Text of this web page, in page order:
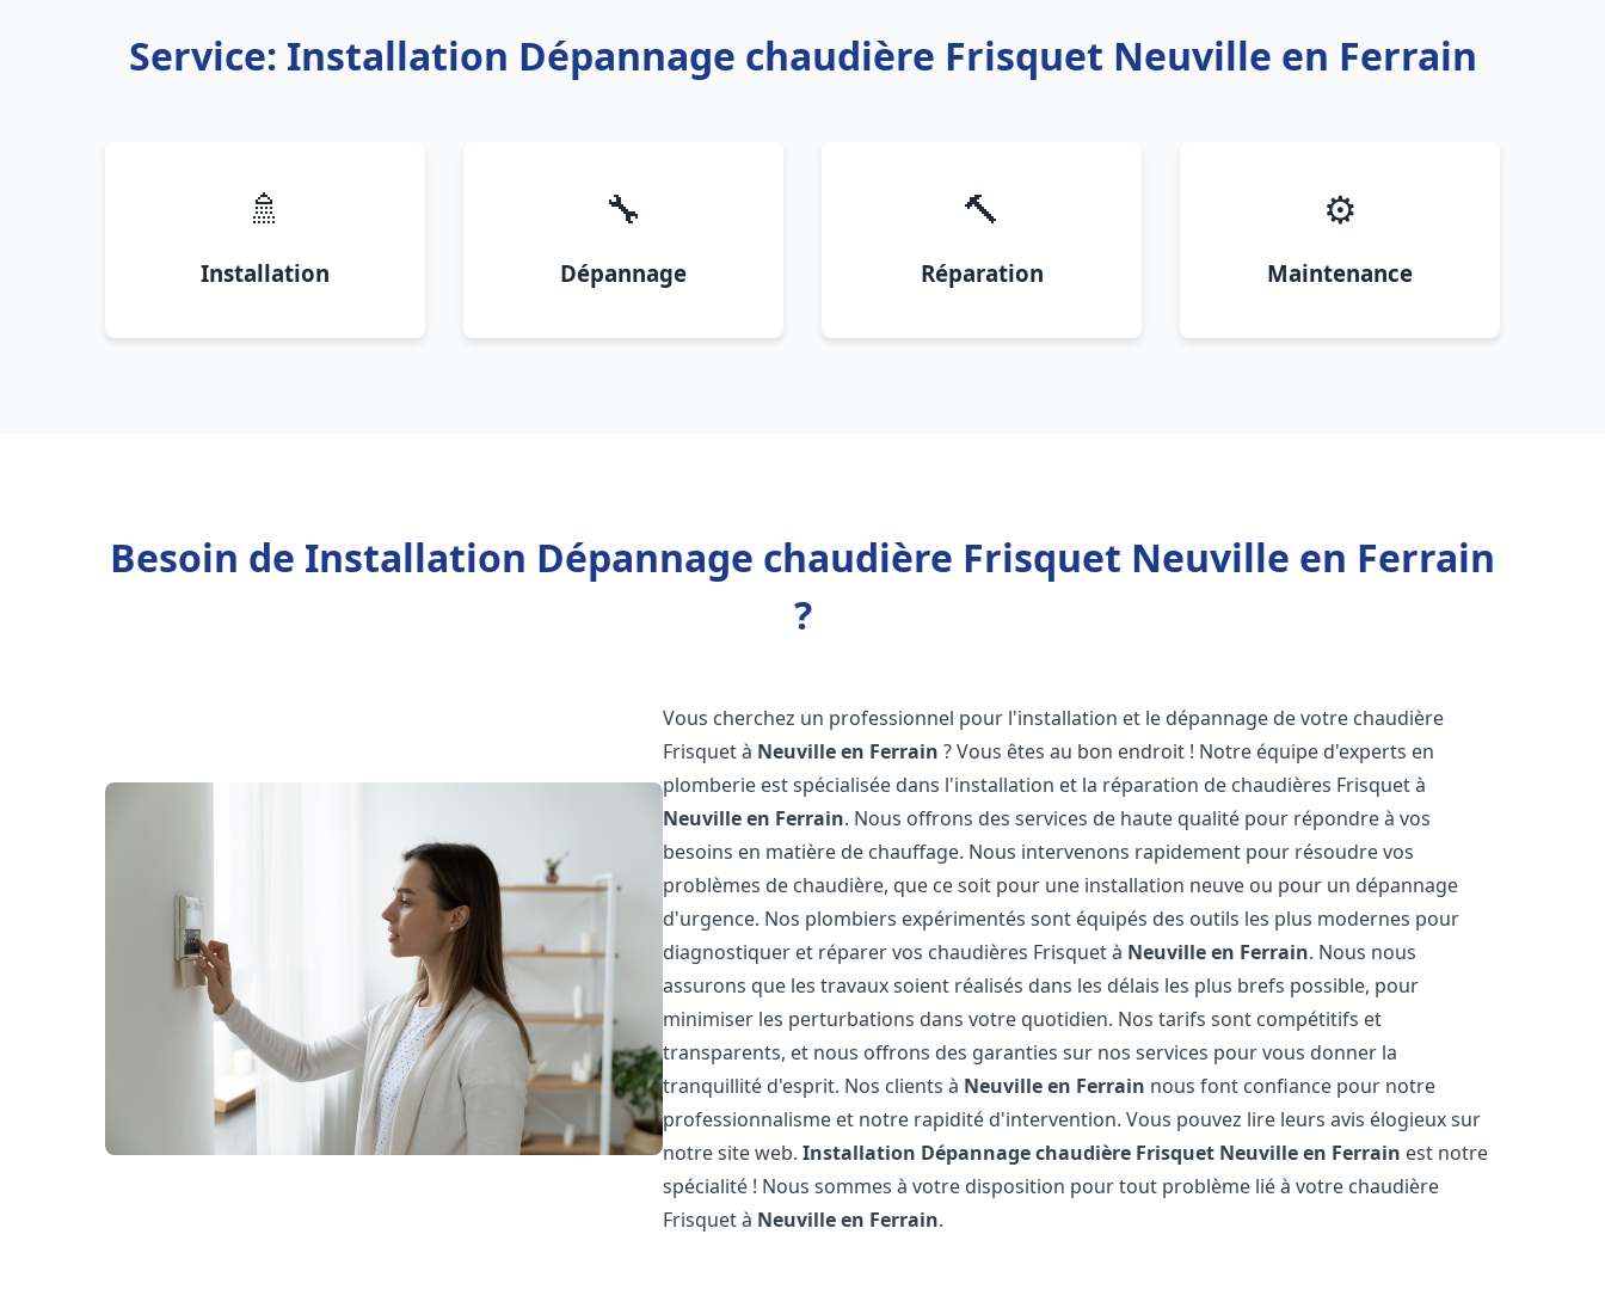
Service: Installation Dépannage chaudière Frisquet Neuville en Ferrain
🚿
Installation
🔧
Dépannage
🔨
Réparation
⚙️
Maintenance
Besoin de Installation Dépannage chaudière Frisquet Neuville en Ferrain
?
Vous cherchez un professionnel pour l'installation et le dépannage de votre chaudière
Frisquet à Neuville en Ferrain ? Vous êtes au bon endroit ! Notre équipe d'experts en
plomberie est spécialisée dans l'installation et la réparation de chaudières Frisquet à
Neuville en Ferrain. Nous offrons des services de haute qualité pour répondre à vos
besoins en matière de chauffage. Nous intervenons rapidement pour résoudre vos
problèmes de chaudière, que ce soit pour une installation neuve ou pour un dépannage
d'urgence. Nos plombiers expérimentés sont équipés des outils les plus modernes pour
diagnostiquer et réparer vos chaudières Frisquet à Neuville en Ferrain. Nous nous
assurons que les travaux soient réalisés dans les délais les plus brefs possible, pour
minimiser les perturbations dans votre quotidien. Nos tarifs sont compétitifs et
transparents, et nous offrons des garanties sur nos services pour vous donner la
tranquillité d'esprit. Nos clients à Neuville en Ferrain nous font confiance pour notre
professionnalisme et notre rapidité d'intervention. Vous pouvez lire leurs avis élogieux sur
notre site web.Installation Dépannage chaudière Frisquet Neuville en Ferrain est notre
spécialité ! Nous sommes à votre disposition pour tout problème lié à votre chaudière
Frisquet à Neuville en Ferrain.